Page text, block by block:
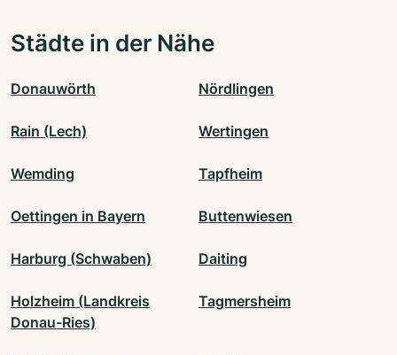
Städte in der Nähe
Donauwörth Nördlingen
Rain (Lech) Wertingen
Wemding Tapfheim
Oettingen in Bayern Buttenwiesen
Harburg (Schwaben) Daiting
Holzheim (Landkreis
Donau-Ries)
Tagmersheim